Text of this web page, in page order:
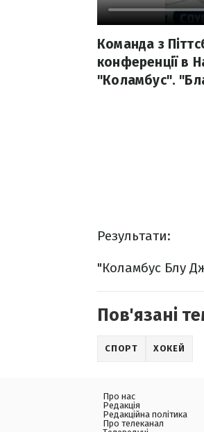
Команда з
конференції в
"Коламбус".
Результати:
"Коламбус Блу
Пов'язані
СПОРТ ХОКЕЙ
Про нас
Редакція
Редакційна політика
Про телеканал